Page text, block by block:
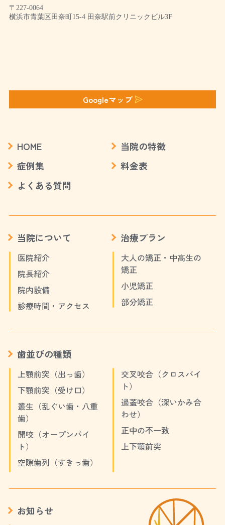
〒227-0064
横浜市青葉区田奈町15-4 田奈駅前クリニックビル3F
Googleマップ
HOME
当院の特徴
症例集
料金表
よくある質問
当院について
医院紹介
院長紹介
院内設備
診療時間・アクセス
治療プラン
大人の矯正・中高生の
矯正
小児矯正
部分矯正
歯並びの種類
上顎前突（出っ歯）
下顎前突（受け口）
叢生（乱ぐい歯・八重
歯）
開咬（オープンバイ
ト）
空隙歯列（すきっ歯）
交叉咬合（クロスバイ
ト）
過蓋咬合（深いかみ合
わせ）
正中の不一致
上下顎前突
お知らせ